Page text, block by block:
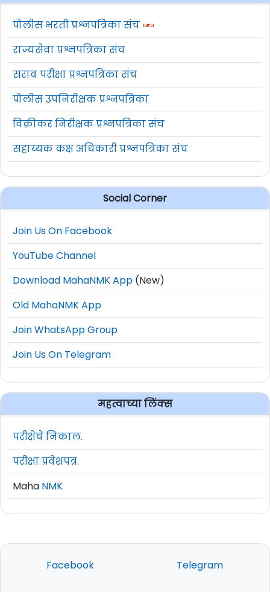
पोलीस भरती प्रश्नपत्रिका संच
राज्यसेवा प्रश्नपत्रिका संच
सराव परीक्षा प्रश्नपत्रिका संच
पोलीस उपनिरीक्षक प्रश्नपत्रिका
विक्रीकर निरीक्षक प्रश्नपत्रिका संच
सहाय्यक कक्ष अधिकारी प्रश्नपत्रिका संच
Social Corner
Join Us On Facebook
YouTube Channel
Download MahaNMK App (New)
Old MahaNMK App
Join WhatsApp Group
Join Us On Telegram
महत्वाच्या लिंक्स
परीक्षेचे निकाल.
परीक्षा प्रवेशपत्र.
Maha NMK
Facebook Telegram